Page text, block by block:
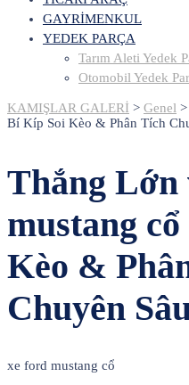
GAYRİMENKUL
YEDEK PARÇA
Tarım Aleti Yedek
Otomobil Yedek
KAMIŞLAR GALERİ > Genel >
Bí Kíp Soi Kèo & Phân Tích
Thắng Lớn
mustang
Kèo &
Chuyên
xe ford mustang cổ